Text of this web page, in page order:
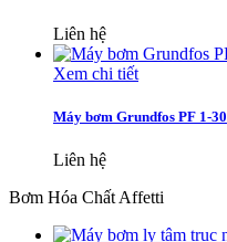
Liên hệ
Xem chi tiết
Máy bơm Grundfos PF 1-30
Liên hệ
Bơm Hóa Chất Affetti